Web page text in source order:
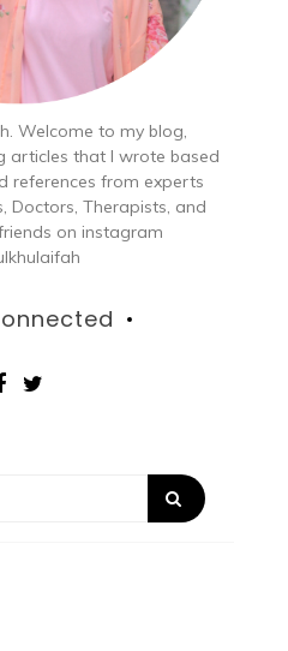
Welcome to my blog,
articles that I wrote based
references from experts
Doctors, Therapists, and
on instagram